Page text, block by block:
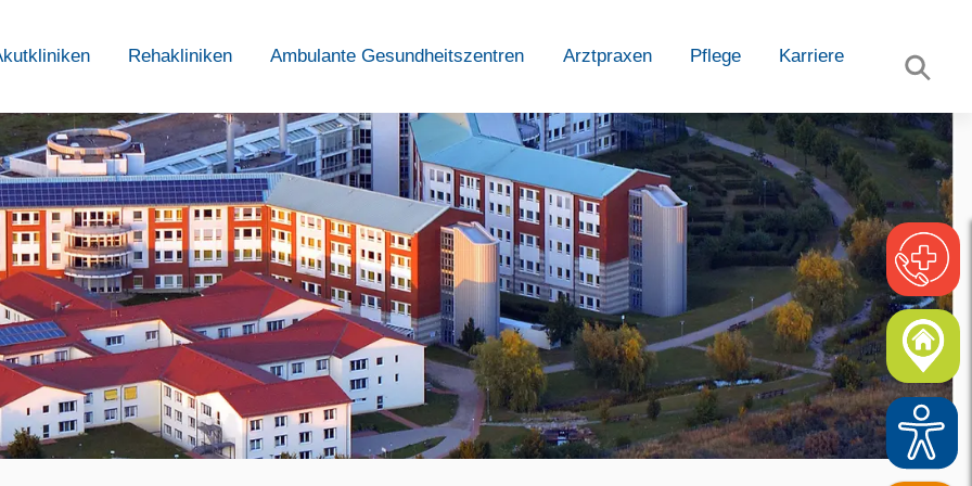
Rehakliniken Ambulante Gesundheitszentren Arztpraxen Pflege Karriere